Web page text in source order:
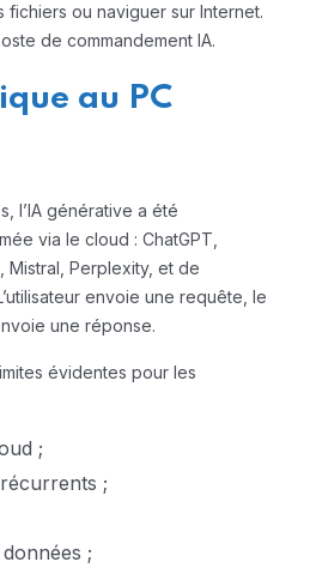
ou naviguer sur Internet.
de commandement IA.
au PC
l’IA générative a été
via le cloud : ChatGPT,
Mistral, Perplexity, et de
envoie une requête, le
une réponse.
évidentes pour les
;
;
;